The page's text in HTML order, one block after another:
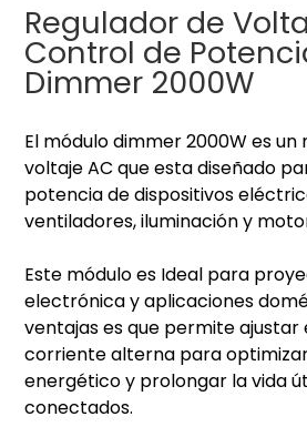
Regulador de
Control de
Dimmer 2000W
El módulo dimmer 2000W es un
voltaje AC que esta diseñado
potencia de dispositivos
ventiladores, iluminación y
Este módulo es Ideal para
electrónica y aplicaciones
ventajas es que permite ajustar
corriente alterna para
energético y prolongar la vida
conectados.